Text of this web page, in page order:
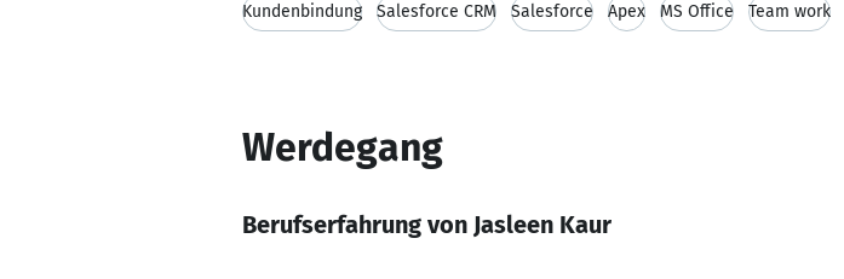
Kundenbindung Salesforce CRM Salesforce Apex MS Office Team work
Werdegang
Berufserfahrung von Jasleen Kaur